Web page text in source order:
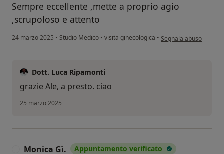
Sempre eccellente ,mette a proprio agio
,scrupoloso e attento
24 marzo 2025 • Studio Medico • visita ginecologica • secondo l'opinione
Segnala abuso
Dott. Luca Ripamonti
grazie Ale, a presto. ciao
25 marzo 2025
Monica Gì. Appuntamento verificato